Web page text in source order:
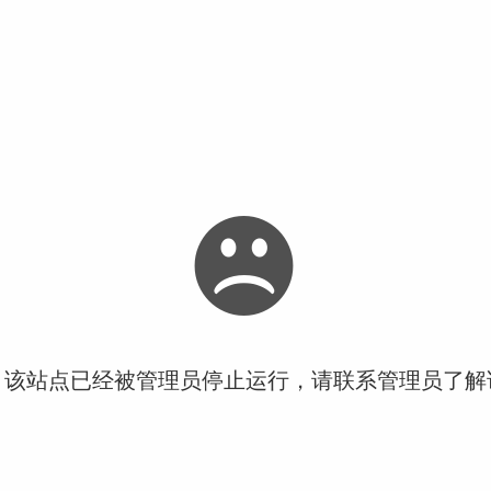
站点已经被管理员停止运行，请联系管理员了